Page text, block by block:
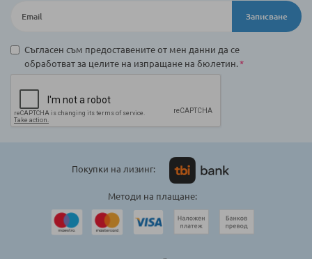
Записване
Съгласен съм предоставените от мен данни да се
обработват за целите на изпращане на бюлетин.
Покупки на лизинг:
Методи на плащане: